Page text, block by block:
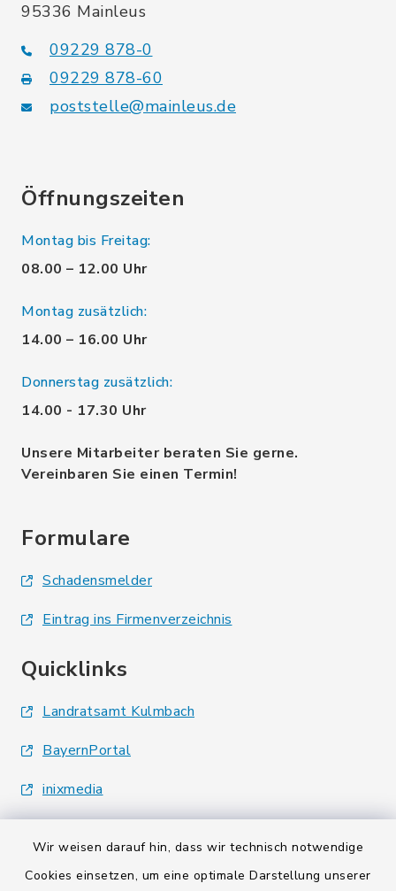
Wir weisen darauf hin, dass wir technisch notwendige
Cookies einsetzen, um eine optimale Darstellung unserer
95336 Mainleus
09229 878-0
09229 878-60
poststelle@mainleus.de
Öffnungszeiten
Montag bis Freitag:
08.00 – 12.00 Uhr
Montag zusätzlich:
14.00 – 16.00 Uhr
Donnerstag zusätzlich:
14.00 - 17.30 Uhr
Unsere Mitarbeiter beraten Sie gerne.
Vereinbaren Sie einen Termin!
Formulare
Schadensmelder
Eintrag ins Firmenverzeichnis
Quicklinks
Landratsamt Kulmbach
BayernPortal
inixmedia